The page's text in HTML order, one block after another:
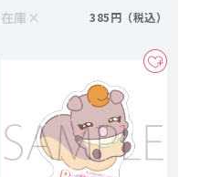
在庫 × 385円